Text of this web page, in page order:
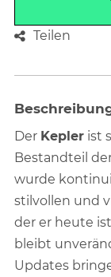
Teilen
Der Kepler ist
Bestandteil
wurde
stilvollen und
der er heute
bleibt
Updates